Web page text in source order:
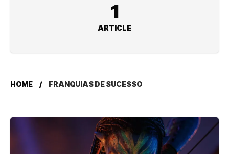
1
ARTICLE
HOME FRANQUIAS DE SUCESSO